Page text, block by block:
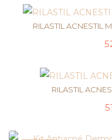
RILASTIL ACNESTIL
RILASTIL